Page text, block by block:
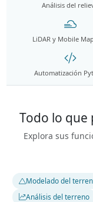
Análisis del
LiDAR y Mobile
Automatización
Todo lo que
Explora sus
Modelado del
Análisis del terreno